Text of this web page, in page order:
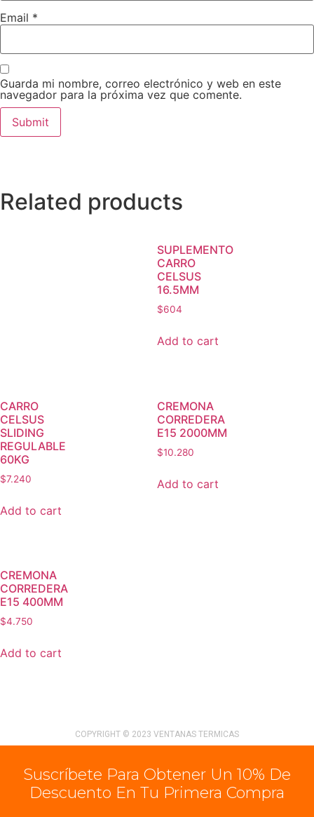
Email *
Guarda mi nombre, correo electrónico y web en este
navegador para la próxima vez que comente.
Related products
SUPLEMENTO
CARRO
CELSUS
16.5MM
$604
Add to cart
CARRO
CELSUS
SLIDING
REGULABLE
60KG
$7.240
Add to cart
CREMONA
CORREDERA
E15 2000MM
$10.280
Add to cart
CREMONA
CORREDERA
E15 400MM
$4.750
Add to cart
COPYRIGHT © 2023 VENTANAS TERMICAS
Suscríbete Para Obtener Un 10% De
Descuento En Tu Primera Compra